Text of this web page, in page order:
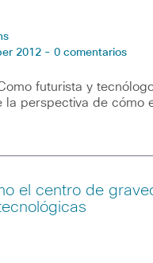
2012 - 0 comentarios
futurista y
la perspectiva de cómo
el centro de